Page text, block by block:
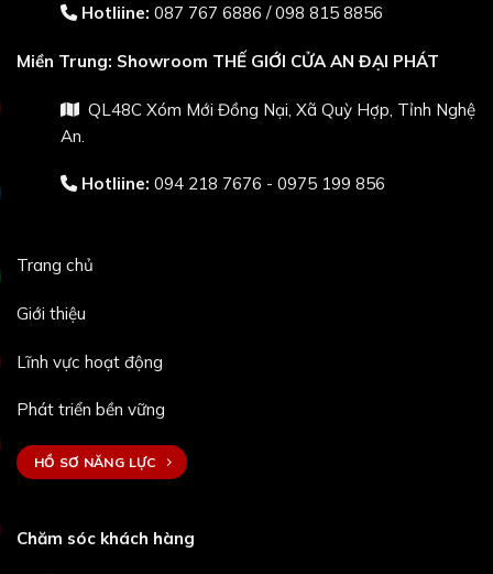
Hotliine: 087 767 6886 /098 815 8856
Miền Trung: Showroom THẾ GIỚI CỬA AN ĐẠI PHÁT
QL48C Xóm Mới Đồng Nại, Xã Quỳ Hợp, Tỉnh Nghệ
An.
Hotliine: 094 218 7676 - 0975 199 856
Trang chủ
Giới thiệu
Lĩnh vực hoạt động
Phát triển bền vững
HỒ SƠ NĂNG LỰC
Chăm sóc khách hàng